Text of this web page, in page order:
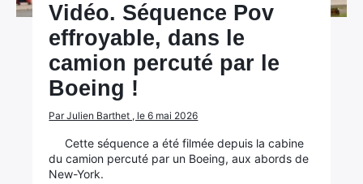
Vidéo. Séquence Pov
effroyable, dans le
camion percuté par le
Boeing !
Par Julien Barthet , le 6 mai 2026
Cette séquence a été filmée depuis la cabine
du camion percuté par un Boeing, aux abords de
New-York.